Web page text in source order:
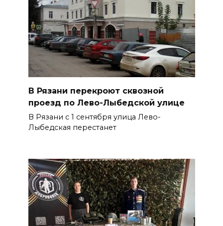
В Рязани перекроют сквозной
проезд по Лево-Лыбедской улице
В Рязани с 1 сентября улица Лево-
Лыбедская перестанет